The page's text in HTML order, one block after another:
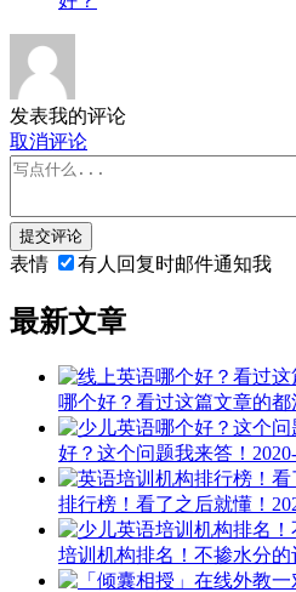
发表我的评论
取消评论
提交评论
表情 有人回复时邮件通知我
最新文章
哪个好？看过这篇文章的都
好？这个问题我来答！
排行榜！看了之后就懂！
培训机构排名！不掺水分的